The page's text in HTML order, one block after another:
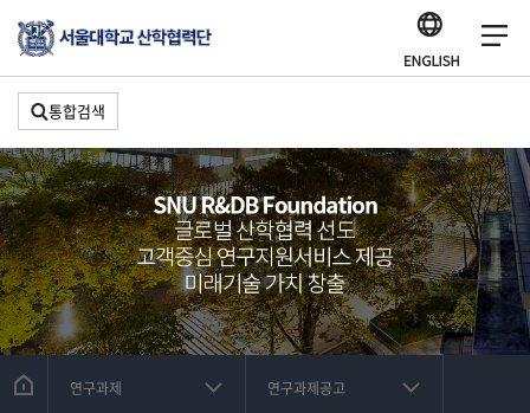
통합검색
연구과제 연구과제공고